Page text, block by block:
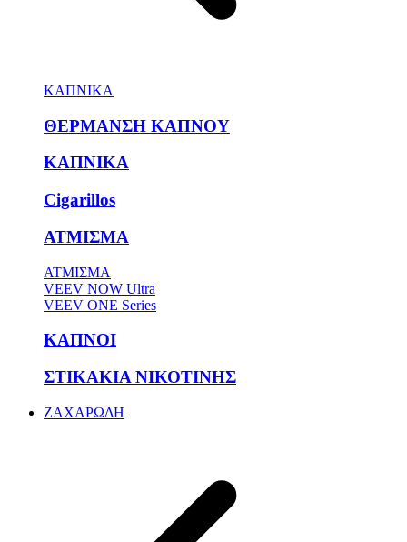
ΚΑΠΝΙΚΑ
ΘΕΡΜΑΝΣΗ ΚΑΠΝΟΥ
ΚΑΠΝΙΚΑ
Cigarillos
ΑΤΜΙΣΜΑ
ΑΤΜΙΣΜΑ
VEEV NOW Ultra
VEEV ONE Series
ΚΑΠΝΟΙ
ΣΤΙΚΑΚΙΑ ΝΙΚΟΤΙΝΗΣ
ΖΑΧΑΡΩΔΗ